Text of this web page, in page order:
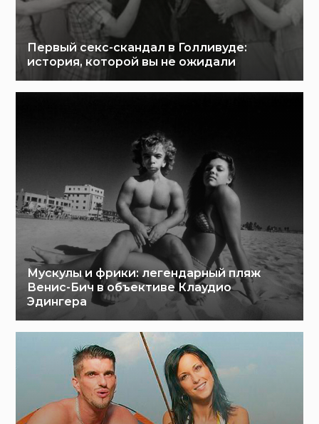
Первый секс-скандал в Голливуде:
история, которой вы не ожидали
Мускулы и фрики: легендарный пляж
Венис-Бич в объективе Клаудио
Эдингера